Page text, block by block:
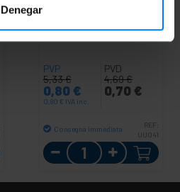
Denegar
a maschio BH20
PVP
5,33€
0,80 €
0,80 € IVA inc.
PVD
4,69€
0,70 €
Consegna immediata
REF:
UU041
Quantità